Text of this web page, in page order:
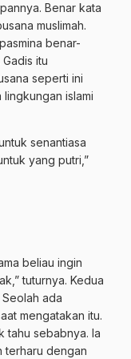
Benar kata
muslimah.
benar-
itu
seperti ini
islami
senantiasa
yang putri,”
beliau ingin
tuturnya. Kedua
ada
mengatakan itu.
tahu sebabnya. Ia
terharu dengan